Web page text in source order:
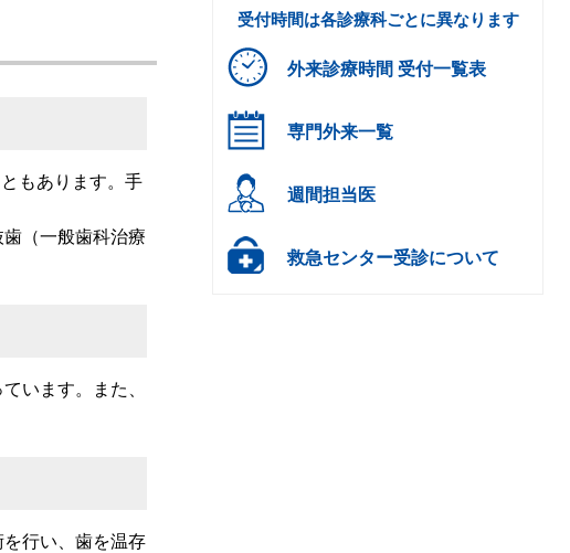
もあります。手
（一般歯科治療
います。また、
行い、歯を温存
受付時間は各診療科ごとに異なります
外来診療時間 受付一覧表
専門外来一覧
週間担当医
救急センター受診について